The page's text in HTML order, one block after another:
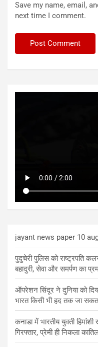
Save my name, email,
next time I comment.
jayant news paper 10
पुदुचेरी पुलिस को राष्ट्रपति
बहादुरी, सेवा और समर्पण का
ऑपरेशन सिंदूर ने दुनिया को
भारत किसी भी हद तक जा
कनाडा में भारतीय युवती
गिरफ्तार, प्रेमी ही निकला